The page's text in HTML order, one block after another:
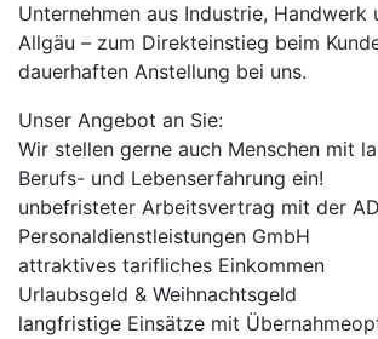
Unternehmen aus Industrie, Handwerk
Allgäu – zum Direkteinstieg beim
dauerhaften Anstellung bei uns.
Unser Angebot an Sie:
Wir stellen gerne auch Menschen mit
Berufs- und Lebenserfahrung ein!
unbefristeter Arbeitsvertrag mit der
Personaldienstleistungen GmbH
attraktives tarifliches Einkommen
Urlaubsgeld & Weihnachtsgeld
langfristige Einsätze mit